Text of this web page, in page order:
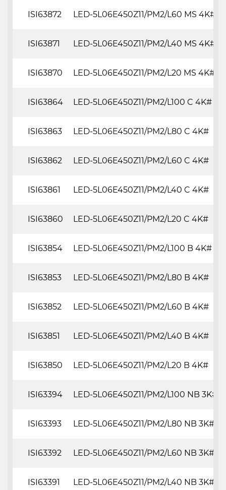
ISI63872 LED-5L06E450Z11/PM2/L60 MS 4K#
ISI63871 LED-5L06E450Z11/PM2/L40 MS 4K#
ISI63870 LED-5L06E450Z11/PM2/L20 MS 4K#
ISI63864 LED-5L06E450Z11/PM2/L100 C 4K#
ISI63863 LED-5L06E450Z11/PM2/L80 C 4K#
ISI63862 LED-5L06E450Z11/PM2/L60 C 4K#
ISI63861 LED-5L06E450Z11/PM2/L40 C 4K#
ISI63860 LED-5L06E450Z11/PM2/L20 C 4K#
ISI63854 LED-5L06E450Z11/PM2/L100 B 4K#
ISI63853 LED-5L06E450Z11/PM2/L80 B 4K#
ISI63852 LED-5L06E450Z11/PM2/L60 B 4K#
ISI63851 LED-5L06E450Z11/PM2/L40 B 4K#
ISI63850 LED-5L06E450Z11/PM2/L20 B 4K#
ISI63394 LED-5L06E450Z11/PM2/L100 NB 3K#
ISI63393 LED-5L06E450Z11/PM2/L80 NB 3K#
ISI63392 LED-5L06E450Z11/PM2/L60 NB 3K#
ISI63391 LED-5L06E450Z11/PM2/L40 NB 3K#